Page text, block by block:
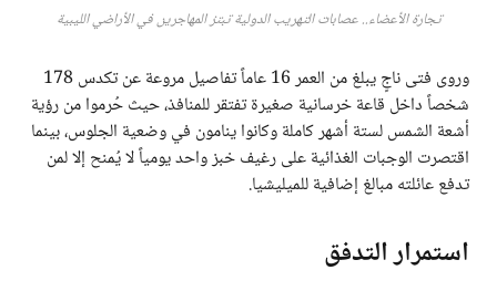
تجارة الأعضاء.. عصابات التهريب الدولية تبتز المهاجرين في الأراضي الليبية
وروى فتى ناجٍ يبلغ من العمر 16 عاماً تفاصيل مروعة عن تكدس 178
شخصاً داخل قاعة خرسانية صغيرة تفتقر للمنافذ، حيث حُرموا من رؤية
أشعة الشمس لستة أشهر كاملة وكانوا ينامون في وضعية الجلوس، بينما
اقتصرت الوجبات الغذائية على رغيف خبز واحد يومياً لا يُمنح إلا لمن
تدفع عائلته مبالغ إضافية للميليشيا.
استمرار التدفق